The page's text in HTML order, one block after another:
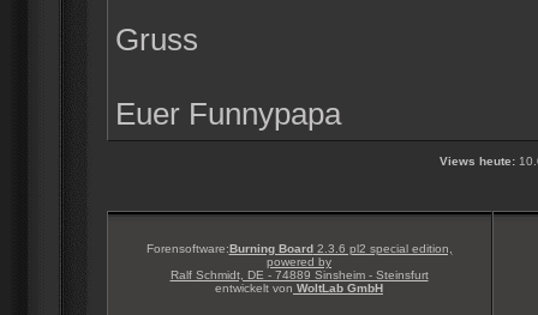
Gruss
Euer Funnypapa
Views heute:
Forensoftware:Burning Board2.3.6 pl2 special edition,
powered by
Ralf Schmidt, DE - 74889 Sinsheim - Steinsfurt
entwickelt von WoltLab GmbH